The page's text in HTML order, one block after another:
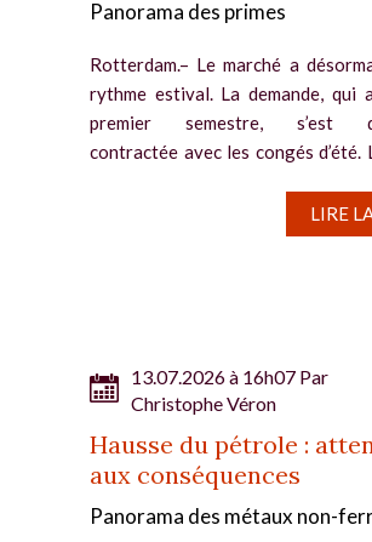
Panorama des primes
Rotterdam.– Le marché a
rythme estival. La demande, qui
premier semestre, s’est
contractée avec les congés d’été.
LIRE
13.07.2026 à 16h07 Par
Christophe Véron
Hausse du pétrole :
aux conséquences
Panorama des métaux non-